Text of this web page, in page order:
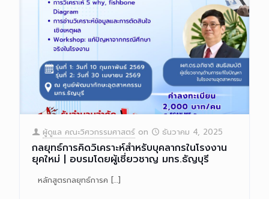
ผู้ดูแล คณะวิศวกรรมศาสตร์ on ธันวาคม 4, 2025
กลยุทธ์การคิดวิเคราะห์สำหรับบุคลากรในโรงงาน
ยุคใหม่ | อบรมโดยผู้เชี่ยวชาญ มทร.ธัญบุรี
หลักสูตรกลยุทธ์การค […]